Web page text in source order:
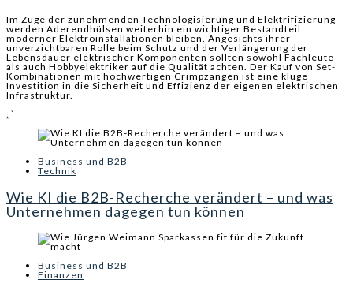
Im Zuge der zunehmenden Technologisierung und Elektrifizierung
werden Aderendhülsen weiterhin ein wichtiger Bestandteil
moderner Elektroinstallationen bleiben. Angesichts ihrer
unverzichtbaren Rolle beim Schutz und der Verlängerung der
Lebensdauer elektrischer Komponenten sollten sowohl Fachleute
als auch Hobbyelektriker auf die Qualität achten. Der Kauf von Set-
Kombinationen mit hochwertigen Crimpzangen ist eine kluge
Investition in die Sicherheit und Effizienz der eigenen elektrischen
Infrastruktur.
„`
Business und B2B
Technik
Wie KI die B2B-Recherche verändert – und was
Unternehmen dagegen tun können
Business und B2B
Finanzen